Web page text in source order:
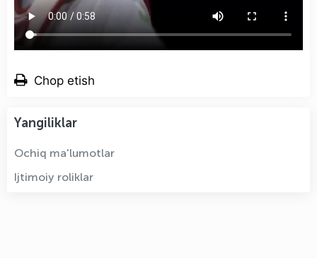
Chop etish
Yangiliklar
Ochiq ma'lumotlar
Ijtimoiy roliklar